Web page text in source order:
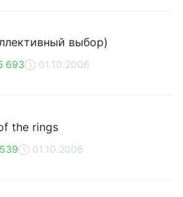
выбор)
693 01.10.2006
the rings
01.10.2006